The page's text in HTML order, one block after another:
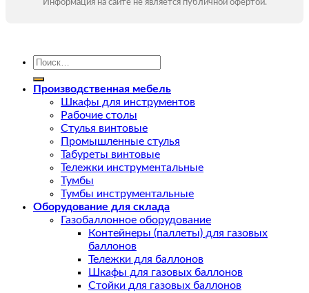
Информация на сайте не является публичной офертой.
Искать:
Производственная мебель
Шкафы для инструментов
Рабочие столы
Стулья винтовые
Промышленные стулья
Табуреты винтовые
Тележки инструментальные
Тумбы
Тумбы инструментальные
Оборудование для склада
Газобаллонное оборудование
Контейнеры (паллеты) для газовых
баллонов
Тележки для баллонов
Шкафы для газовых баллонов
Стойки для газовых баллонов